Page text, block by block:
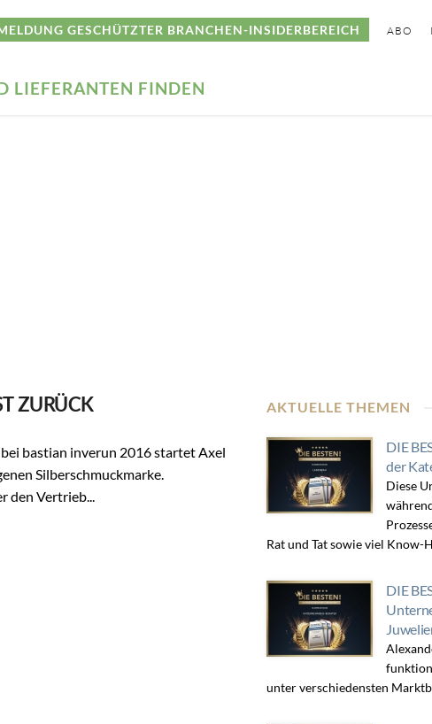
GESCHÜTZTER BRANCHEN-INSIDERBEREICH ABO
LIEFERANTEN FINDEN
ZURÜCK
bastian inverun 2016 startet Axel
Silberschmuckmarke.
den Vertrieb...
AKTUELLE THEMEN
DIE
der
Diese
Rat und Tat sowie viel Know-
DIE
unter verschiedensten